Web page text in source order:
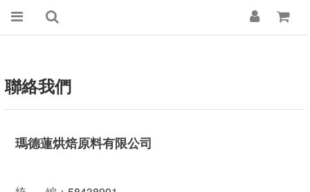
聯絡我們
瑪德蓮烘焙原料有限公司